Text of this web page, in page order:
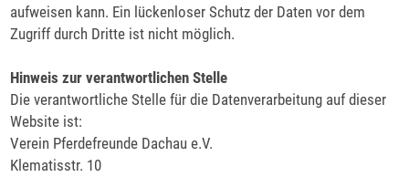
aufweisen kann. Ein lückenloser Schutz der Daten vor dem
Zugriff durch Dritte ist nicht möglich.
Hinweis zur verantwortlichen Stelle
Die verantwortliche Stelle für die Datenverarbeitung auf dieser
Website ist:
Verein Pferdefreunde Dachau e.V.
Klematisstr. 10